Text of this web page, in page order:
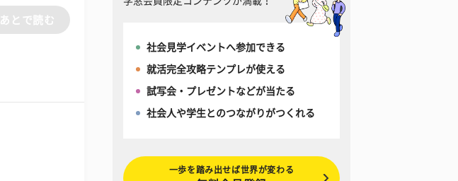
あとで読む
社会見学イベントへ参加できる
就活完全攻略テンプレが使える
試写会・プレゼントなどが当たる
社会人や学生とのつながりがつくれる
一歩を踏み出せば世界が変わる